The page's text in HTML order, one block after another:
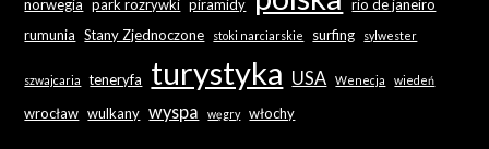
norwegia park rozrywki piramidy
rio de janeiro
rumunia Stany Zjednoczone stoki narciarskie surfing sylwester
szwajcaria teneryfa turystyka USA Wenecja wiedeń
wrocław wulkany wyspa węgry włochy